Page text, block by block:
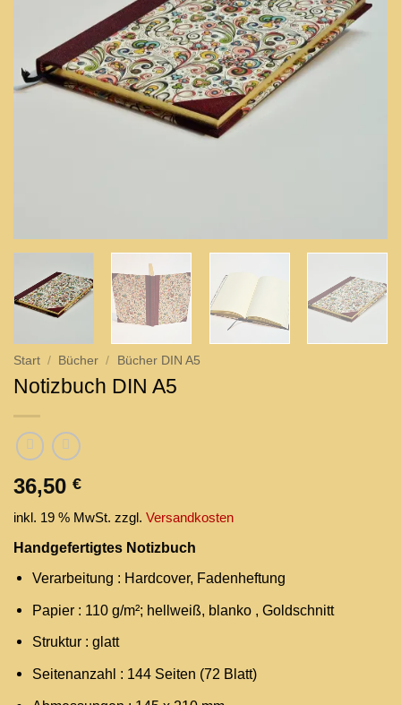
Start / Bücher / Bücher DIN A5
Notizbuch DIN A5
36,50 €
inkl. 19 % MwSt. zzgl. Versandkosten
Handgefertigtes Notizbuch
Verarbeitung : Hardcover, Fadenheftung
Papier : 110 g/m²; hellweiß, blanko , Goldschnitt
Struktur : glatt
Seitenanzahl : 144 Seiten (72 Blatt)